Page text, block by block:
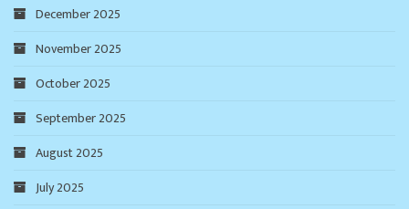
December 2025
November 2025
October 2025
September 2025
August 2025
July 2025